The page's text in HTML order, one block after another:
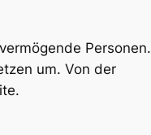
Personen.
um. Von der